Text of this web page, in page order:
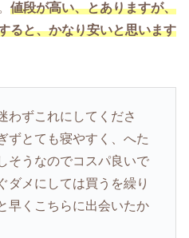
値段が高い、とありますが、
ると、かなり安いと思います
わずこれにしてくださ
ずとても寝やすく、へた
そうなのでコスパ良いで
ダメにしては買うを繰り
早くこちらに出会いたか